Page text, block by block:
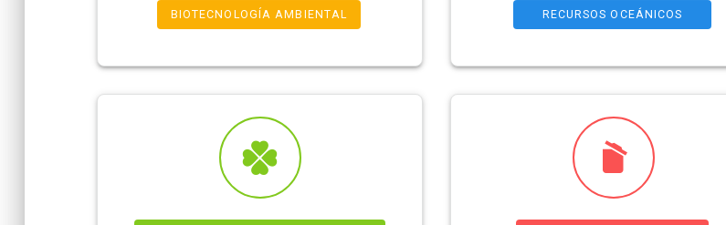
BIOTECNOLOGÍA AMBIENTAL RECURSOS OCEÁNICOS